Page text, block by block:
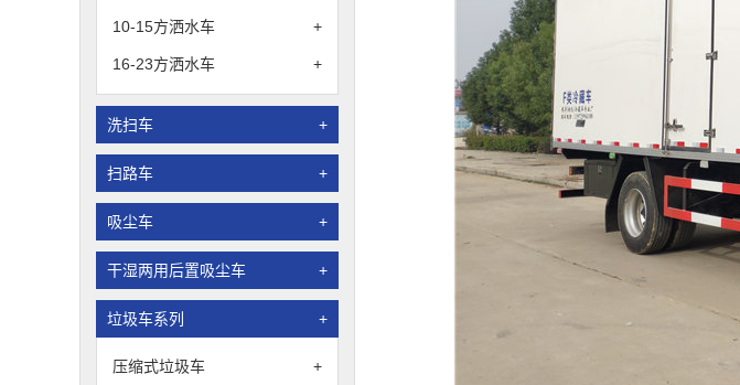
10-15方洒水车 +
16-23方洒水车 +
洗扫车 +
扫路车 +
吸尘车 +
干湿两用后置吸尘车 +
垃圾车系列 +
压缩式垃圾车 +